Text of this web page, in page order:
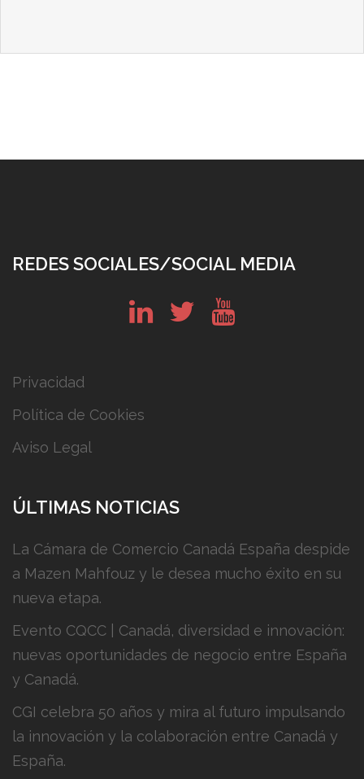
REDES SOCIALES/SOCIAL MEDIA
Privacidad
Política de Cookies
Aviso Legal
ÚLTIMAS NOTICIAS
La Cámara de Comercio Canadá España despide
a Mazen Mahfouz y le desea mucho éxito en su
nueva etapa.
Evento CQCC | Canadá, diversidad e innovación:
nuevas oportunidades de negocio entre España
y Canadá.
CGI celebra 50 años y mira al futuro impulsando
la innovación y la colaboración entre Canadá y
España.